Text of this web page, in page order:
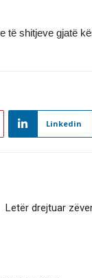
të shitjeve gjatë
Linkedin
Letër drejtuar